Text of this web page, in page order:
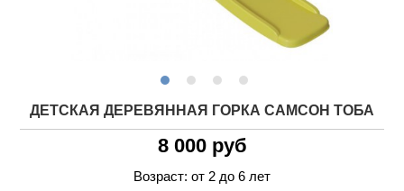
ДЕТСКАЯ ДЕРЕВЯННАЯ ГОРКА САМСОН ТОБА
8 000 руб
Возраст: от 2 до 6 лет